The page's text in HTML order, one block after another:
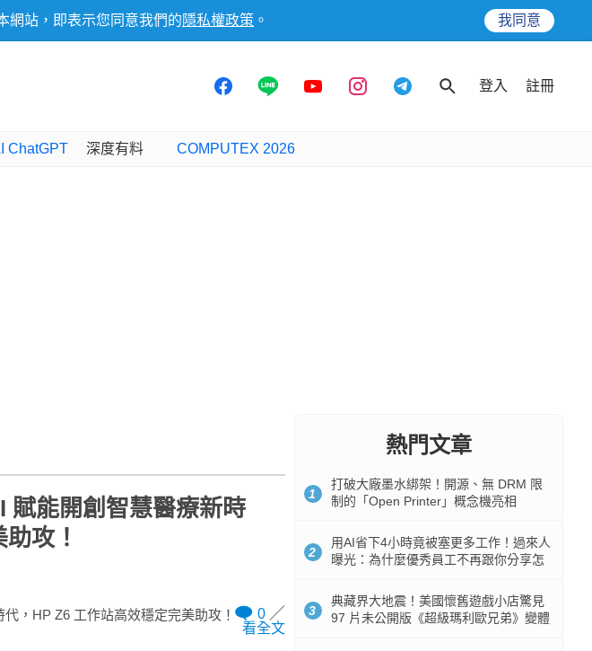
網站，即表示您同意我們的 隱私權政策 。 我同意
登入 註冊
ChatGPT 深度有料 COMPUTEX 2026
賦能開創智慧醫療新時
攻！
，HP Z6 工作站高效穩定完美助攻！
0
看全文
熱門文章
1
打破大廠墨水綁架！開源、無 DRM 限
制的「Open Printer」概念機亮相
2
用AI省下4小時竟被塞更多工作！過來人
曝光：為什麼優秀員工不再跟你分享怎
3
典藏界大地震！美國懷舊遊戲小店驚見
97 片未公開版《超級瑪利歐兄弟》變體